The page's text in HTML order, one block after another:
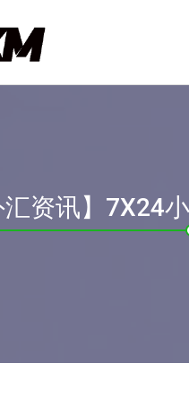
汇资讯】7X24